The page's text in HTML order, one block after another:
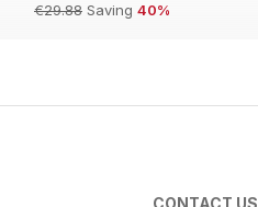
€29.88 Saving 40%